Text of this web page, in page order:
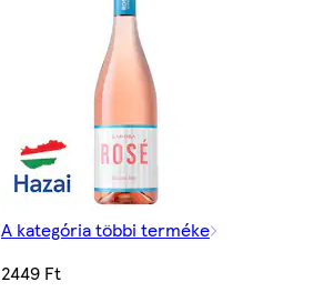
A kategória többi terméke
2449 Ft